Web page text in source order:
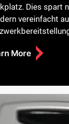
Dies spart
vereinfacht
More